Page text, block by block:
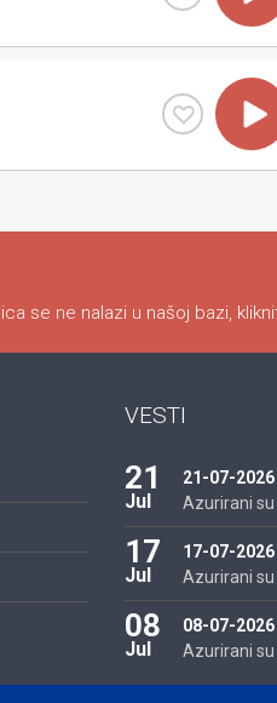
se ne nalazi u našoj bazi,
VESTI
21
Jul
21-07-2026
Azurirani su
17
Jul
17-07-2026
Azurirani su
08
Jul
08-07-2026
Azurirani su